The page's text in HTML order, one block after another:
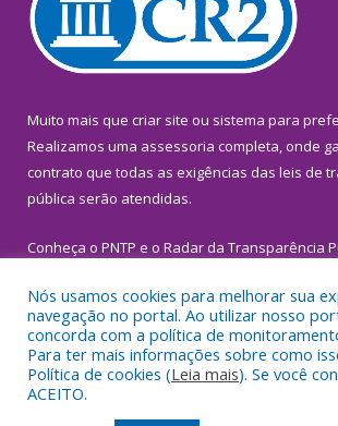
Muito mais que criar site ou sistema para
Realizamos uma assessoria completa, onde
contrato que todas as exigências das leis de
pública serão atendidas.
Conheça o PNTP e o Radar da Transparência
Todos os direitos reservados a
Inhangapi.
Nós usamos cookies para melhorar sua
navegação no portal. Ao utilizar nosso
concorda com a política de
Para ter mais informações sobre como
Política de cookies (Leia mais). Se você
ACEITO.